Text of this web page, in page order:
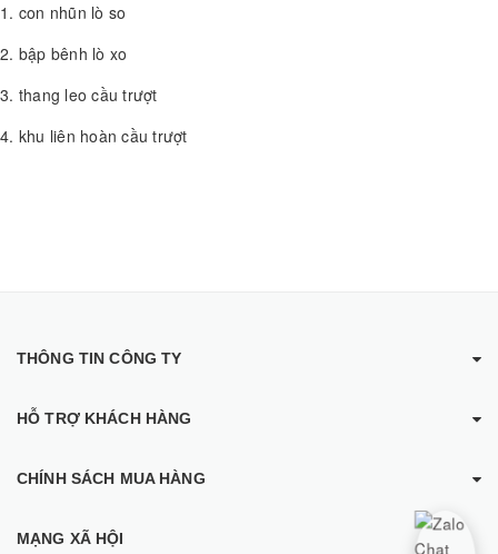
1. con nhũn lò so
2. bập bênh lò xo
3. thang leo cầu trượt
4. khu liên hoàn cầu trượt
THÔNG TIN CÔNG TY
HỖ TRỢ KHÁCH HÀNG
CHÍNH SÁCH MUA HÀNG
MẠNG XÃ HỘI